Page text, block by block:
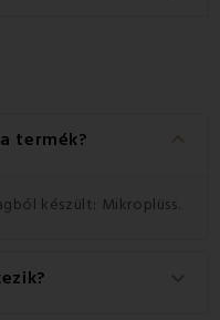
termék? keyboard_arrow_down
készült: Mikroplüss.